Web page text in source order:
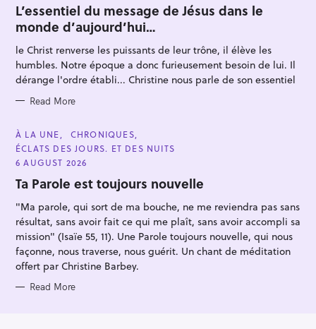
T
E
G
O
R
I
E
S
L’essentiel du message de Jésus dans le
monde d’aujourd’hui…
le Christ renverse les puissants de leur trône, il élève les
humbles. Notre époque a donc furieusement besoin de lui. Il
dérange l'ordre établi... Christine nous parle de son essentiel
Read More
C
A
T
E
O
R
E
À LA UNE
CHRONIQUES
ÉCLATS DES JOURS. ET DES NUITS
6 AUGUST 2026
Ta Parole est toujours nouvelle
"Ma parole, qui sort de ma bouche, ne me reviendra pas sans
résultat, sans avoir fait ce qui me plaît, sans avoir accompli sa
mission" (Isaïe 55, 11). Une Parole toujours nouvelle, qui nous
façonne, nous traverse, nous guérit. Un chant de méditation
offert par Christine Barbey.
Read More
S
e
a
r
h
o
r
: